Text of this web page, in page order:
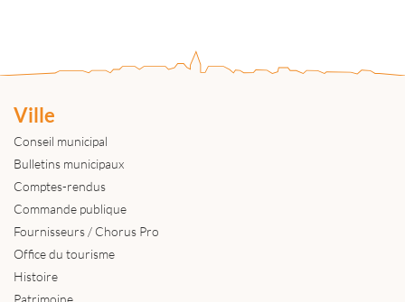
Ville
Conseil municipal
Bulletins municipaux
Comptes-rendus
Commande publique
Fournisseurs / Chorus Pro
Office du tourisme
Histoire